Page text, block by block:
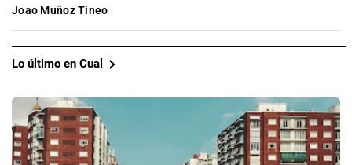
Joao Muñoz Tineo
Lo último en Cual